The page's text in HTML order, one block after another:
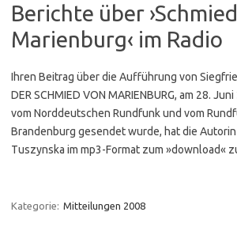
Berichte über
Marienburg‹ im Radio
Ihren Beitrag über die Aufführung von
DER SCHMIED VON MARIENBURG, am 28.
vom Norddeutschen Rundfunk und vom
Brandenburg gesendet wurde, hat die
Tuszynska im mp3-Format zum »download«
Kategorie: Mitteilungen 2008